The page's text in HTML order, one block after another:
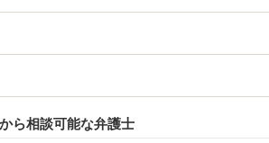
ら相談可能な弁護士